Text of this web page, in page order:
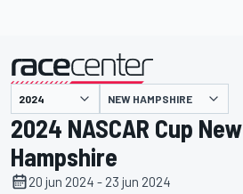
presentado por NEW HAMPSHIRE
2024 NASCAR Cup New
Hampshire
20 jun 2024 - 23 jun 2024